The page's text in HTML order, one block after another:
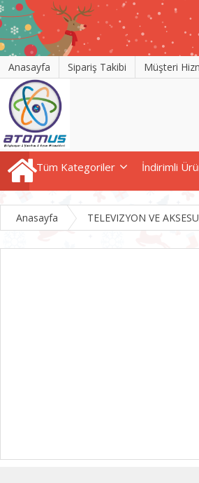
Anasayfa Sipariş Takibi Müşteri
Tüm Kategoriler İndirimli
Anasayfa TELEVIZYON VE